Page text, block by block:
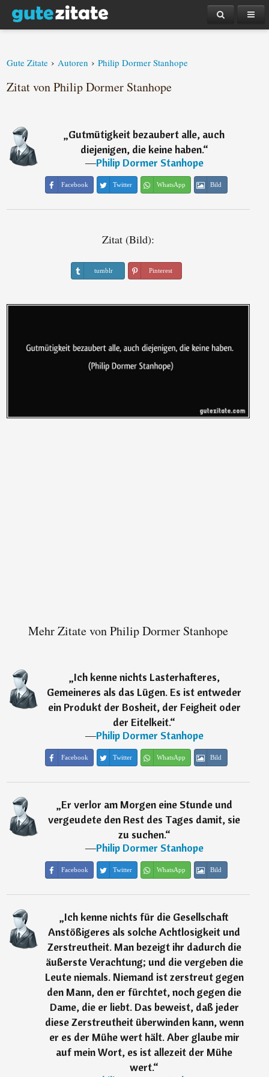
Gute Zitate › Autoren › Philip Dormer Stanhope
Zitat von Philip Dormer Stanhope
„Gutmütigkeit bezaubert alle, auch
diejenigen, die keine haben.“
―Philip Dormer Stanhope
Facebook Twitter WhatsApp Bild
Zitat (Bild):
tumblr Pinterest
Mehr Zitate von Philip Dormer Stanhope
„Ich kenne nichts Lasterhafteres,
Gemeineres als das Lügen. Es ist entweder
ein Produkt der Bosheit, der Feigheit oder
der Eitelkeit.“
―Philip Dormer Stanhope
Facebook Twitter WhatsApp Bild
„Er verlor am Morgen eine Stunde und
vergeudete den Rest des Tages damit, sie
zu suchen.“
―Philip Dormer Stanhope
Facebook Twitter WhatsApp Bild
„Ich kenne nichts für die Gesellschaft
Anstößigeres als solche Achtlosigkeit und
Zerstreutheit. Man bezeigt ihr dadurch die
äußerste Verachtung; und die vergeben die
Leute niemals. Niemand ist zerstreut gegen
den Mann, den er fürchtet, noch gegen die
Dame, die er liebt. Das beweist, daß jeder
diese Zerstreutheit überwinden kann, wenn
er es der Mühe wert hält. Aber glaube mir
auf mein Wort, es ist allezeit der Mühe
wert.“